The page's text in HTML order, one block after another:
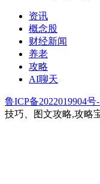
资讯
概念股
财经新闻
养老
攻略
AI聊天
鲁ICP备2022019904号-
技巧、图文攻略,攻略